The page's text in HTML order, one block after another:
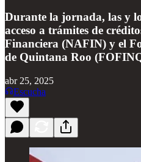
Durante la jornada, las y
acceso a trámites de
Financiera (NAFIN) y el
de Quintana Roo
abr 25, 2025
Escucha